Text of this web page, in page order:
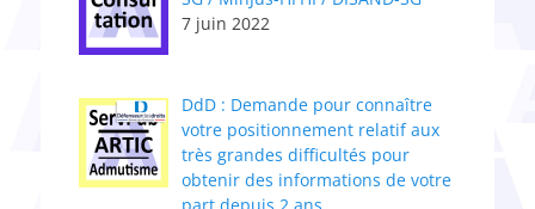
7 juin 2022
DdD : Demande pour connaître
votre positionnement relatif aux
très grandes difficultés pour
obtenir des informations de votre